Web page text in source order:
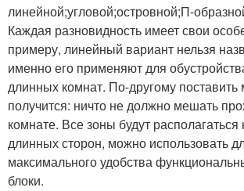
линейной;угловой;островной;П-
Каждая разновидность имеет свои
примеру, линейный вариант нельзя
именно его применяют для
длинных комнат. По-другому поставить
получится: ничто не должно мешать
комнате. Все зоны будут
длинных сторон, можно использовать
максимального удобства
блоки.